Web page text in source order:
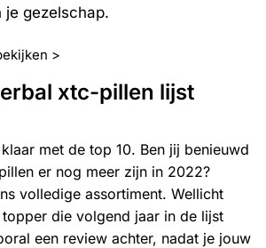
je gezelschap.
>
xtc-pillen lijst
met de top 10. Ben jij benieuwd
er nog meer zijn in 2022?
volledige assortiment. Wellicht
die volgend jaar in de lijst
een review achter, nadat je jouw